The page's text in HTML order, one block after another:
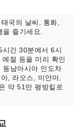
국의 날씨, 통화,
을 즐기세요.
간 30분에서 6시
절 등을 미리 확인
남아시아 인도차
, 라오스, 미얀마,
약 51만 평방킬로